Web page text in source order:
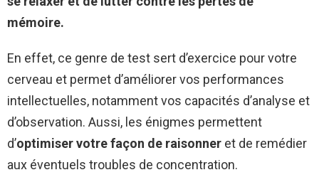
mémoire.
En effet, ce genre de test sert d’exercice pour votre
cerveau et permet d’améliorer vos performances
intellectuelles, notamment vos capacités d’analyse et
d’observation. Aussi, les énigmes permettent
d’optimiser votre façon de raisonner et de remédier
aux éventuels troubles de concentration.